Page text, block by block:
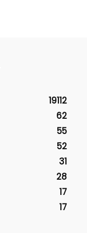
19112
62
55
52
31
28
17
17